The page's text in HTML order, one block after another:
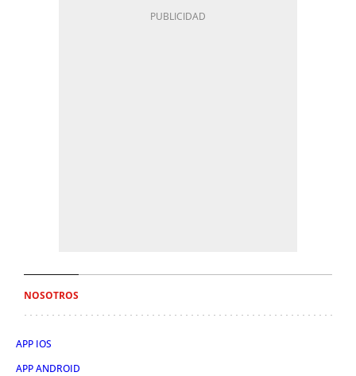
NOSOTROS
APP IOS
APP ANDROID